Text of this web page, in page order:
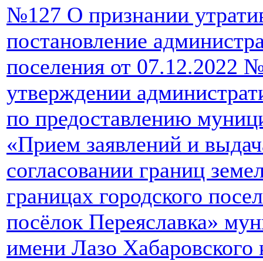
№127 О признании
постановление
поселения от 07.12.2022
утверждении
по предоставлению
«Прием заявлений и
согласовании границ
границах городского
посёлок Переяславка»
имени Лазо Хабаровского